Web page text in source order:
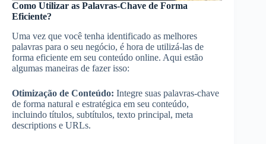
Como Utilizar as Palavras-Chave de Forma
Eficiente?
Uma vez que você tenha identificado as melhores
palavras para o seu negócio, é hora de utilizá-las de
forma eficiente em seu conteúdo online. Aqui estão
algumas maneiras de fazer isso:
Otimização de Conteúdo: Integre suas palavras-chave
de forma natural e estratégica em seu conteúdo,
incluindo títulos, subtítulos, texto principal, meta
descriptions e URLs.